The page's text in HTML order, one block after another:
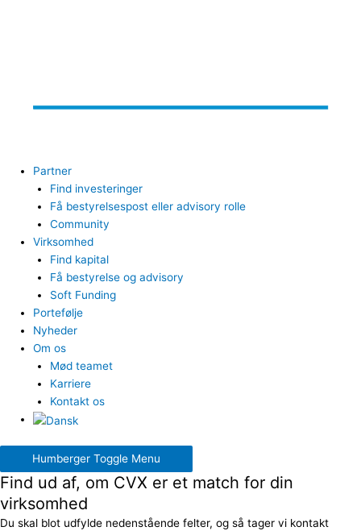
Partner
Find investeringer
Få bestyrelsespost eller advisory rolle
Community
Virksomhed
Find kapital
Få bestyrelse og advisory
Soft Funding
Portefølje
Nyheder
Om os
Mød teamet
Karriere
Kontakt os
Humberger Toggle Menu
Find ud af, om CVX er et match for din
virksomhed
Du skal blot udfylde nedenstående felter, og så tager vi kontakt